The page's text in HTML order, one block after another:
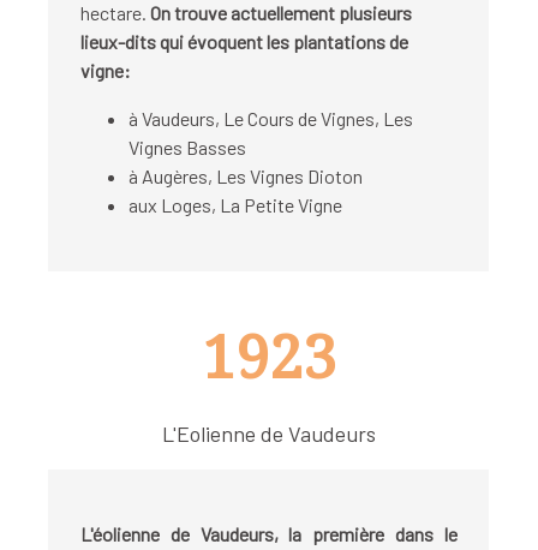
hectare.On trouve actuellement plusieurs
lieux-dits qui évoquent les plantations de
vigne:
à Vaudeurs, Le Cours de Vignes, Les
Vignes Basses
à Augères, Les Vignes Dioton
aux Loges, La Petite Vigne
1923
L'Eolienne de Vaudeurs
L'éolienne de Vaudeurs, la première dans le